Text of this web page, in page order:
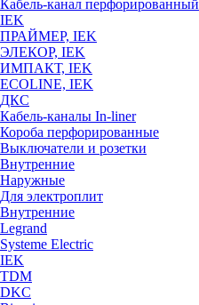
Кабель-канал перфорированный
IEK
ПРАЙМЕР, IEK
ЭЛЕКОР, IEK
ИМПАКТ, IEK
ECOLINE, IEK
ДКС
Кабель-каналы In-liner
Короба перфорированные
Выключатели и розетки
Внутренние
Наружные
Для электроплит
Внутренние
Legrand
Systeme Electric
IEK
TDM
DKC